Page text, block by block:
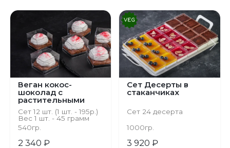
Веган кокос-
шоколад с
растительными
сливками
Сет 12 шт. (1 шт. - 195р.)
Вес 1 шт. - 45 грамм
540гр.
2 340 ₽
Предыдущий
Сет Десерты в
стаканчиках
Сет 24 десерта
1000гр.
3 920 ₽